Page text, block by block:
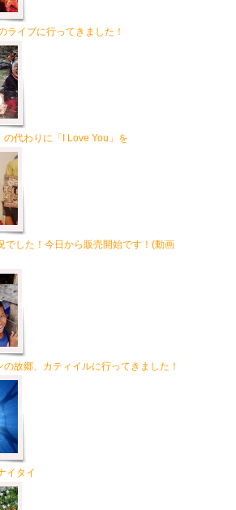
ライブに行ってきました！
の代わりに「I Love You」を
でした！今日から販売開始です！(動画
の故郷、カティイルに行ってきました！
イタイ